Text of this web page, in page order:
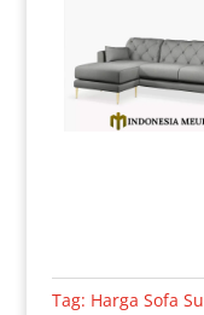
Tag: Harga Sofa